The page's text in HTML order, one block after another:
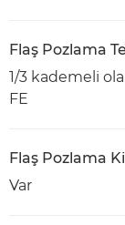
Flaş Pozlama
1/3 kademeli
FE
Flaş Pozlama
Var